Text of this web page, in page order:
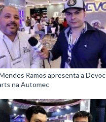
Ramos apresenta a Devoc
na Automec